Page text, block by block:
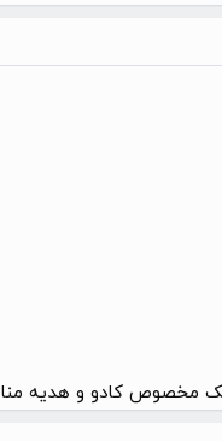
مخصوص کادو و هدیه